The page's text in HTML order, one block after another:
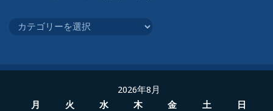
っ
2026年8月
月
火 水 木 金 土
日